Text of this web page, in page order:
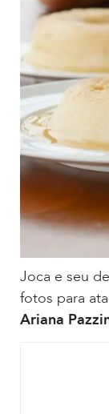
Joca e seu
fotos para
Ariana